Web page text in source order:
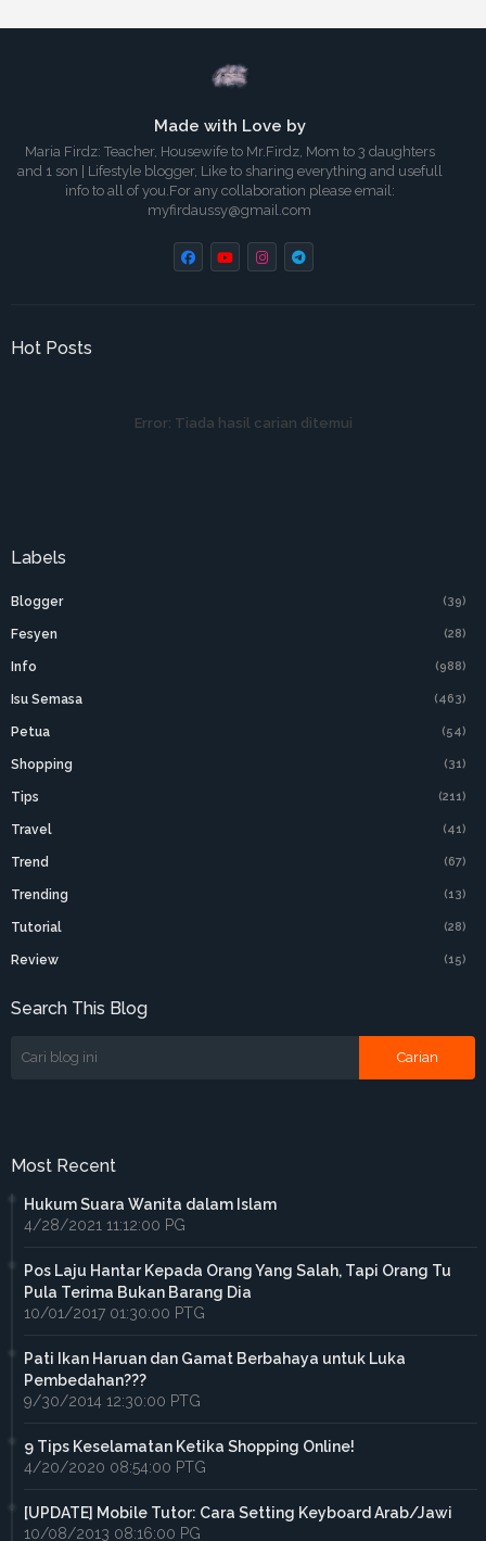
Made with Love by
Maria Firdz: Teacher, Housewife to Mr.Firdz, Mom to 3 daughters
and 1 son | Lifestyle blogger, Like to sharing everything and usefull
info to all of you.For any collaboration please email:
myfirdaussy@gmail.com
Hot Posts
Error: Tiada hasil carian ditemui
Labels
Blogger (39)
Fesyen (28)
Info (988)
Isu Semasa (463)
Petua (54)
Shopping (31)
Tips (211)
Travel (41)
Trend (67)
Trending (13)
Tutorial (28)
Review (15)
Search This Blog
Most Recent
Hukum Suara Wanita dalam Islam
4/28/2021 11:12:00 PG
Pos Laju Hantar Kepada Orang Yang Salah, Tapi Orang Tu
Pula Terima Bukan Barang Dia
10/01/2017 01:30:00 PTG
Pati Ikan Haruan dan Gamat Berbahaya untuk Luka
Pembedahan???
9/30/2014 12:30:00 PTG
9 Tips Keselamatan Ketika Shopping Online!
4/20/2020 08:54:00 PTG
[UPDATE] Mobile Tutor: Cara Setting Keyboard Arab/Jawi
10/08/2013 08:16:00 PG